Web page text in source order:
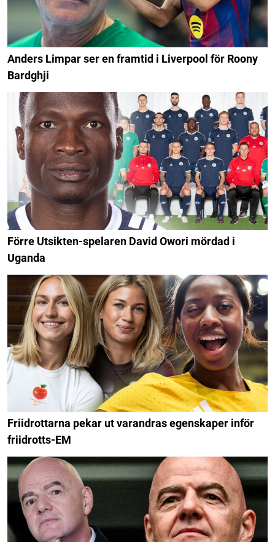
Anders Limpar ser en framtid i Liverpool för Roony
Bardghji
Förre Utsikten-spelaren David Owori mördad i
Uganda
Friidrottarna pekar ut varandras egenskaper inför
friidrotts-EM